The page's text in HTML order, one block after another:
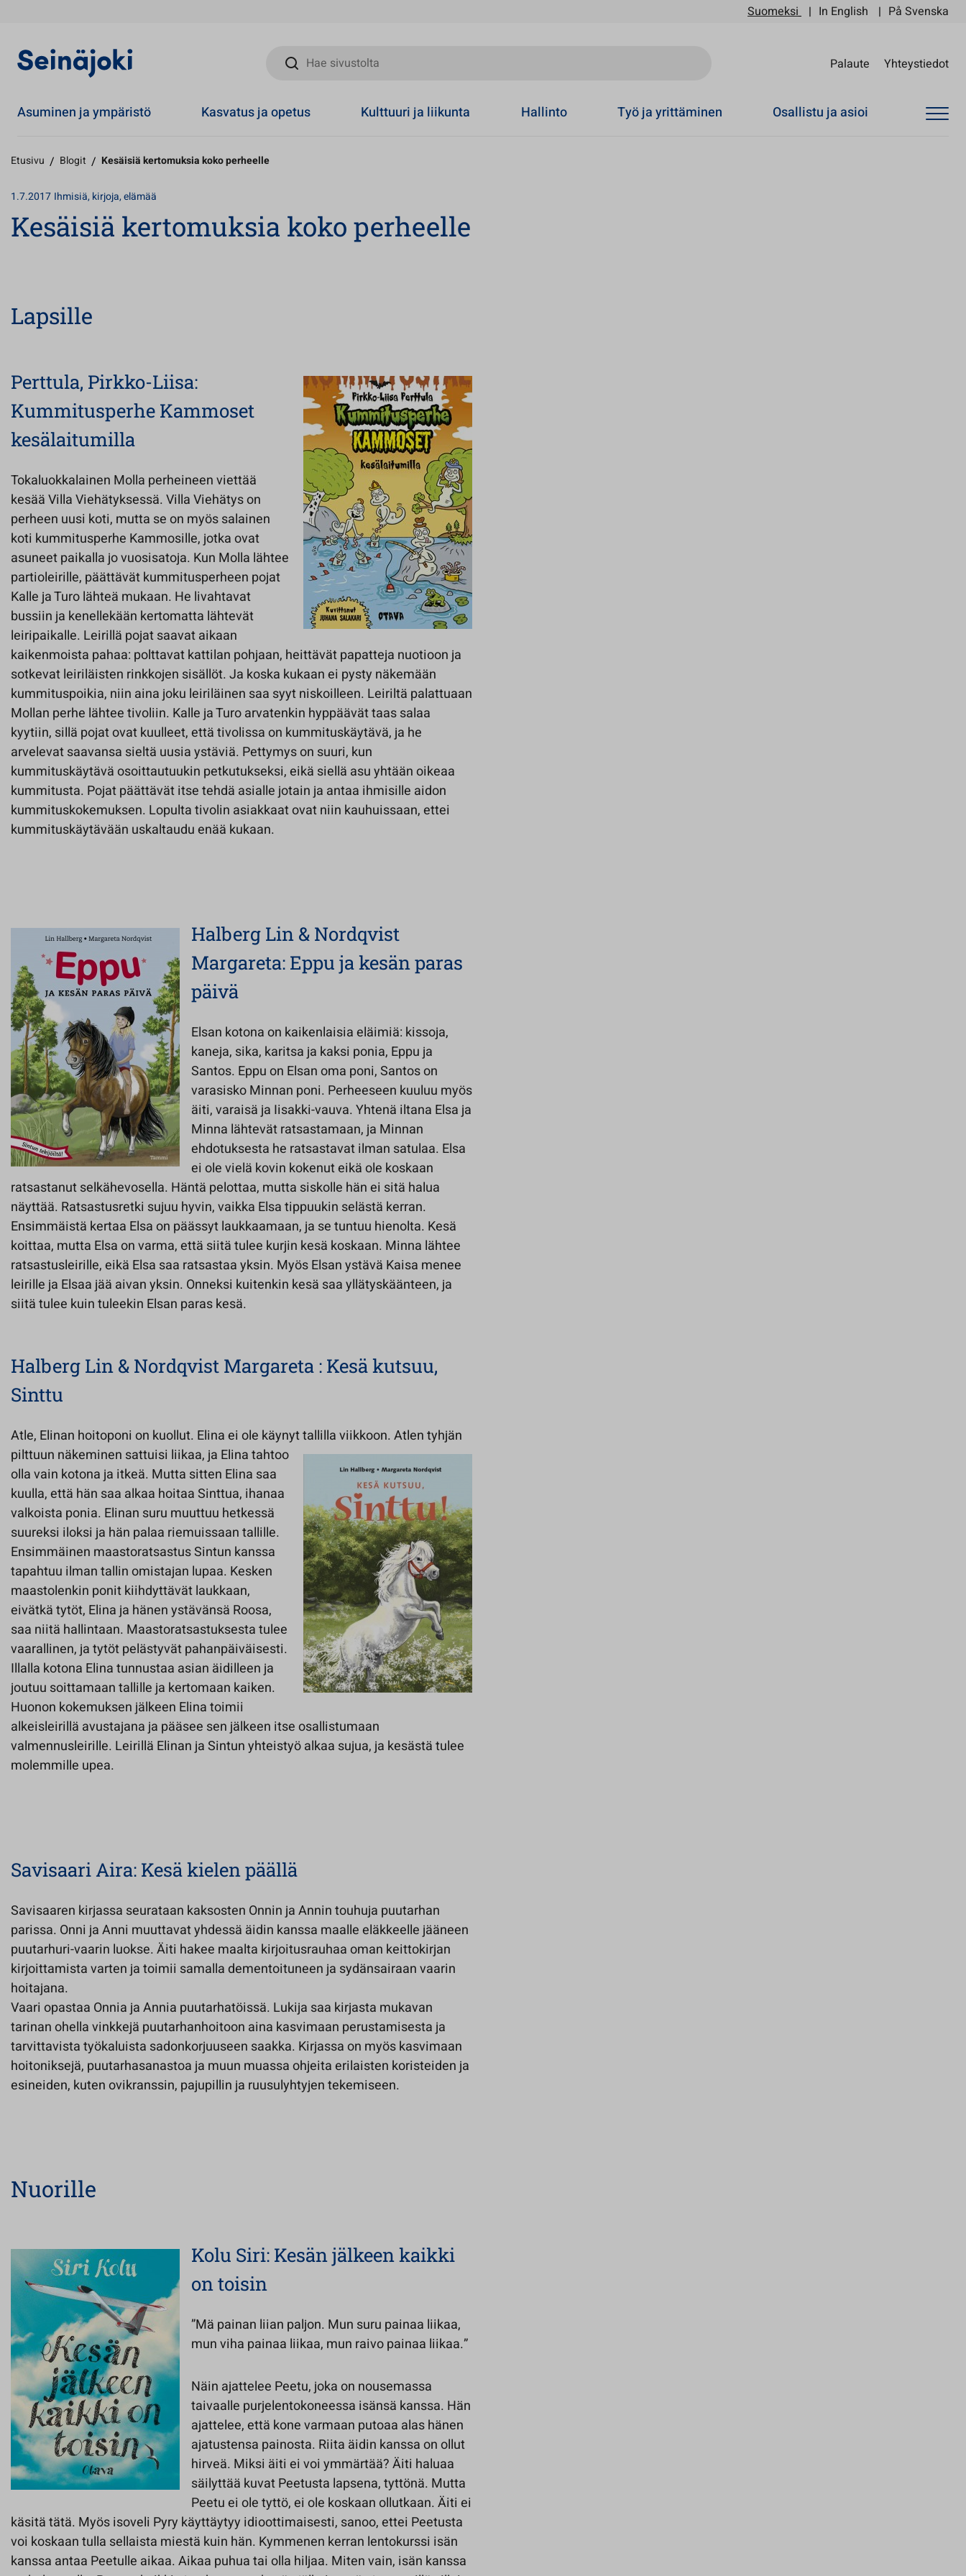
Suomeksi In English På Svenska
Hae sivustolta
Palaute Yhteystiedot
Asuminen ja ympäristö Kasvatus ja opetus Kulttuuri ja liikunta Hallinto Työ ja yrittäminen Osallistu ja asioi
Etusivu / Blogit / Kesäisiä kertomuksia koko perheelle
1.7.2017 Ihmisiä, kirjoja, elämää
Kesäisiä kertomuksia koko perheelle
Lapsille
Perttula, Pirkko-Liisa:
Kummitusperhe Kammoset
kesälaitumilla
Tokaluokkalainen Molla perheineen viettää
kesää Villa Viehätyksessä. Villa Viehätys on
perheen uusi koti, mutta se on myös salainen
koti kummitusperhe Kammosille, jotka ovat
asuneet paikalla jo vuosisatoja. Kun Molla lähtee
partioleirille, päättävät kummitusperheen pojat
Kalle ja Turo lähteä mukaan. He livahtavat
bussiin ja kenellekään kertomatta lähtevät
leiripaikalle. Leirillä pojat saavat aikaan
kaikenmoista pahaa: polttavat kattilan pohjaan, heittävät papatteja nuotioon ja
sotkevat leiriläisten rinkkojen sisällöt. Ja koska kukaan ei pysty näkemään
kummituspoikia, niin aina joku leiriläinen saa syyt niskoilleen. Leiriltä palattuaan
Mollan perhe lähtee tivoliin. Kalle ja Turo arvatenkin hyppäävät taas salaa
kyytiin, sillä pojat ovat kuulleet, että tivolissa on kummituskäytävä, ja he
arvelevat saavansa sieltä uusia ystäviä. Pettymys on suuri, kun
kummituskäytävä osoittautuukin petkutukseksi, eikä siellä asu yhtään oikeaa
kummitusta. Pojat päättävät itse tehdä asialle jotain ja antaa ihmisille aidon
kummituskokemuksen. Lopulta tivolin asiakkaat ovat niin kauhuissaan, ettei
kummituskäytävään uskaltaudu enää kukaan.
Halberg Lin & Nordqvist
Margareta: Eppu ja kesän paras
päivä
Elsan kotona on kaikenlaisia eläimiä: kissoja,
kaneja, sika, karitsa ja kaksi ponia, Eppu ja
Santos. Eppu on Elsan oma poni, Santos on
varasisko Minnan poni. Perheeseen kuuluu myös
äiti, varaisä ja Iisakki-vauva. Yhtenä iltana Elsa ja
Minna lähtevät ratsastamaan, ja Minnan
ehdotuksesta he ratsastavat ilman satulaa. Elsa
ei ole vielä kovin kokenut eikä ole koskaan
ratsastanut selkähevosella. Häntä pelottaa, mutta siskolle hän ei sitä halua
näyttää. Ratsastusretki sujuu hyvin, vaikka Elsa tippuukin selästä kerran.
Ensimmäistä kertaa Elsa on päässyt laukkaamaan, ja se tuntuu hienolta. Kesä
koittaa, mutta Elsa on varma, että siitä tulee kurjin kesä koskaan. Minna lähtee
ratsastusleirille, eikä Elsa saa ratsastaa yksin. Myös Elsan ystävä Kaisa menee
leirille ja Elsaa jää aivan yksin. Onneksi kuitenkin kesä saa yllätyskäänteen, ja
siitä tulee kuin tuleekin Elsan paras kesä.
Halberg Lin & Nordqvist Margareta : Kesä kutsuu,
Sinttu
Atle, Elinan hoitoponi on kuollut. Elina ei ole käynyt tallilla viikkoon. Atlen tyhjän
pilttuun näkeminen sattuisi liikaa, ja Elinatahtoo
olla vain kotona ja itkeä. Mutta sitten Elina saa
kuulla, että hän saa alkaa hoitaa Sinttua, ihanaa
valkoista ponia. Elinan suru muuttuu hetkessä
suureksi iloksi ja hän palaa riemuissaan tallille.
Ensimmäinen maastoratsastus Sintun kanssa
tapahtuu ilman tallin omistajan lupaa. Kesken
maastolenkin ponit kiihdyttävät laukkaan,
eivätkä tytöt, Elina ja hänen ystävänsä Roosa,
saa niitä hallintaan. Maastoratsastuksesta tulee
vaarallinen, ja tytöt pelästyvät pahanpäiväisesti.
Illalla kotona Elina tunnustaa asian äidilleen ja
joutuu soittamaan tallille ja kertomaan kaiken.
Huonon kokemuksen jälkeen Elina toimii
alkeisleirillä avustajana ja pääsee sen jälkeen itse osallistumaan
valmennusleirille. Leirillä Elinan ja Sintun yhteistyö alkaa sujua, ja kesästä tulee
molemmille upea.
Savisaari Aira: Kesä kielen päällä
Savisaaren kirjassa seurataan kaksosten Onnin ja Annin touhuja puutarhan
parissa. Onni ja Anni muuttavat yhdessä äidin kanssa maalle eläkkeelle jääneen
puutarhuri-vaarin luokse. Äiti hakee maalta kirjoitusrauhaa oman keittokirjan
kirjoittamista varten ja toimii samalla dementoituneen ja sydänsairaan vaarin
hoitajana.
Vaari opastaa Onnia ja Annia puutarhatöissä. Lukija saa kirjasta mukavan
tarinan ohella vinkkejä puutarhanhoitoon aina kasvimaan perustamisesta ja
tarvittavista työkaluista sadonkorjuuseen saakka. Kirjassa on myös kasvimaan
hoitoniksejä, puutarhasanastoa ja muun muassa ohjeita erilaisten koristeiden ja
esineiden, kuten ovikranssin, pajupillin ja ruusulyhtyjen tekemiseen.
Nuorille
Kolu Siri: Kesän jälkeen kaikki
on toisin
”Mä painan liian paljon. Mun suru painaa liikaa,
mun viha painaa liikaa, mun raivo painaa liikaa.”
Näin ajattelee Peetu, joka on nousemassa
taivaalle purjelentokoneessa isänsä kanssa. Hän
ajattelee, että kone varmaan putoaa alas hänen
ajatustensa painosta. Riita äidin kanssa on ollut
hirveä. Miksi äiti ei voi ymmärtää? Äiti haluaa
säilyttää kuvat Peetusta lapsena, tyttönä. Mutta
Peetu ei ole tyttö, ei ole koskaan ollutkaan. Äiti ei
käsitä tätä. Myös isoveli Pyry käyttäytyy idioottimaisesti, sanoo, ettei Peetusta
voi koskaan tulla sellaista miestä kuin hän. Kymmenen kerran lentokurssi isän
kanssa antaa Peetulle aikaa. Aikaa puhua tai olla hiljaa. Miten vain, isän kanssa